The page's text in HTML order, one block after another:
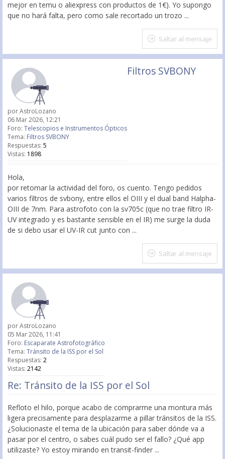
mejor en temu o aliexpress con productos de 1€). Yo supongo
que no hará falta, pero como sale recortado un trozo ...
Saltar al mensaje
porAstroLozano
06 Mar 2026, 12:21
Foro: Telescopios e Instrumentos Ópticos
Tema: Filtros SVBONY
Respuestas: 5
Vistas: 1898
Filtros SVBONY
Hola,
por retomar la actividad del foro, os cuento. Tengo pedidos
varios filtros de svbony, entre ellos el OIII y el dual band Halpha-
OIII de 7nm. Para astrofoto con la sv705c (que no trae filtro IR-
UV integrado y es bastante sensible en el IR) me surge la duda
de si debo usar el UV-IR cut junto con ...
Saltar al mensaje
porAstroLozano
05 Mar 2026, 11:41
Foro: Escaparate Astrofotográfico
Tema: Tránsito de la ISS por el Sol
Respuestas: 2
Vistas: 2142
Re: Tránsito de la ISS por el Sol
Refloto el hilo, porque acabo de comprarme una montura más
ligera precisamente para desplazarme a pillar tránsitos de la ISS.
¿Solucionaste el tema de la ubicación para saber dónde va a
pasar por el centro, o sabes cuál pudo ser el fallo? ¿Qué app
utilizaste? Yo estoy mirando en transit-finder ...